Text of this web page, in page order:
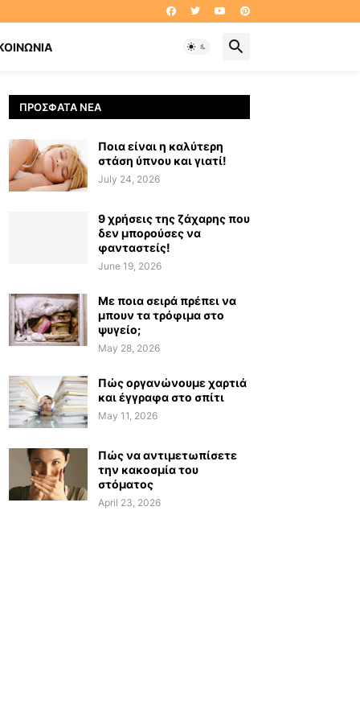
ΠΡΌΣΦΑΤΑ ΝΈΑ
Ποια είναι η καλύτερη
στάση ύπνου και γιατί!
July 24, 2026
9 χρήσεις της ζάχαρης που
δεν μπορούσες να
φανταστείς!
June 19, 2026
Με ποια σειρά πρέπει να
μπουν τα τρόφιμα στο
ψυγείο;
May 28, 2026
Πώς οργανώνουμε χαρτιά
και έγγραφα στο σπίτι
May 11, 2026
Πώς να αντιμετωπίσετε
την κακοσμία του
στόματος
April 23, 2026